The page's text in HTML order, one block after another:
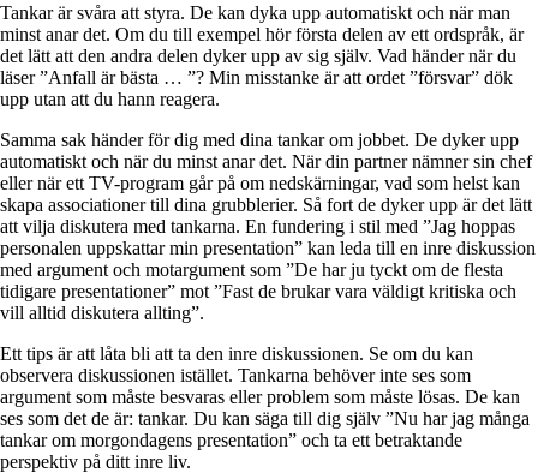
Tankar är svåra att styra. De kan dyka upp automatiskt och när man
minst anar det. Om du till exempel hör första delen av ett ordspråk, är
det lätt att den andra delen dyker upp av sig själv. Vad händer när du
läser ”Anfall är bästa … ”? Min misstanke är att ordet ”försvar” dök
upp utan att du hann reagera.
Samma sak händer för dig med dina tankar om jobbet. De dyker upp
automatiskt och när du minst anar det. När din partner nämner sin chef
eller när ett TV-program går på om nedskärningar, vad som helst kan
skapa associationer till dina grubblerier. Så fort de dyker upp är det lätt
att vilja diskutera med tankarna. En fundering i stil med ”Jag hoppas
personalen uppskattar min presentation” kan leda till en inre diskussion
med argument och motargument som ”De har ju tyckt om de flesta
tidigare presentationer” mot ”Fast de brukar vara väldigt kritiska och
vill alltid diskutera allting”.
Ett tips är att låta bli att ta den inre diskussionen. Se om du kan
observera diskussionen istället. Tankarna behöver inte ses som
argument som måste besvaras eller problem som måste lösas. De kan
ses som det de är: tankar. Du kan säga till dig själv ”Nu har jag många
tankar om morgondagens presentation” och ta ett betraktande
perspektiv på ditt inre liv.